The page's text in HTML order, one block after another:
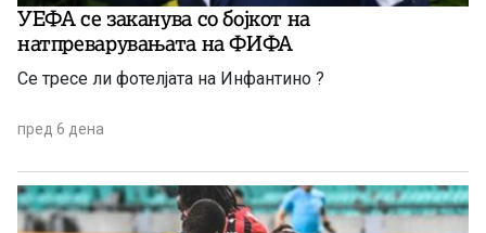
УЕФА се заканува со бојкот на
натпреварувањата на ФИФА
Се тресе ли фотелјата на Инфантино ?
пред 6 дена